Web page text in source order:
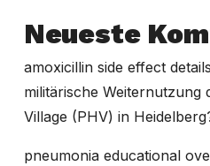
Neueste
amoxicillin side effect details
militärische Weiternutzung
Village (PHV) in
pneumonia educational